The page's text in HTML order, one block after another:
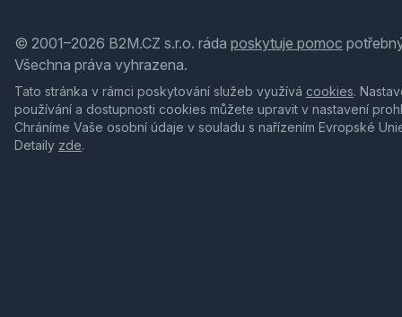
© 2001–2026 B2M.CZ s.r.o. ráda poskytuje pomoc
Všechna práva vyhrazena.
Tato stránka v rámci poskytování služeb využívá cookies.
používání a dostupnosti cookies můžete upravit v nastavení
Chráníme Vaše osobní údaje v souladu s nařízením Evropské
Detaily zde.